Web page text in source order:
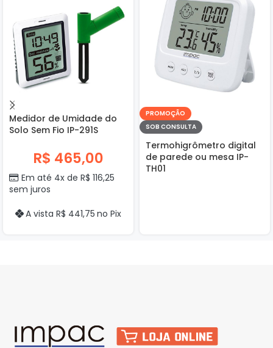
Medidor de Umidade do
Solo Sem Fio IP-291S
R$ 465,00
Em até 4x de R$ 116,25
sem juros
A vista R$ 441,75 no Pix
PROMOÇÃO
SOB CONSULTA
Termohigrômetro digital
de parede ou mesa IP-
TH01